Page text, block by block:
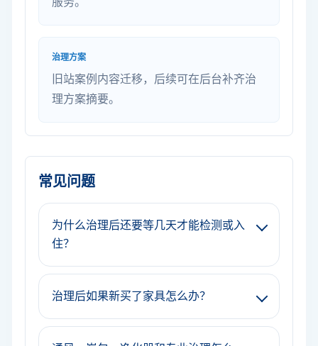
治理方案
旧站案例内容迁移，后续可在后台补齐治
理方案摘要。
常见问题
为什么治理后还要等几天才能检测或入
住？
治理后如果新买了家具怎么办？